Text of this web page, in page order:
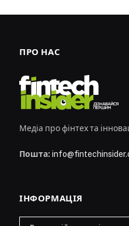
ПРО НАС
Медіа про фінтех та
Пошта:
ІНФОРМАЦІЯ